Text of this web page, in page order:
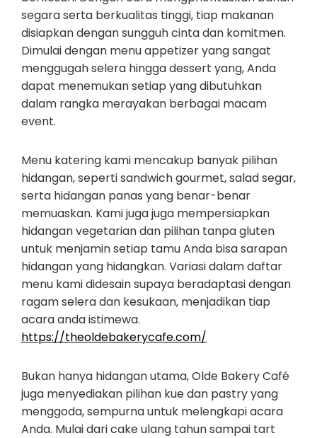
segara serta berkualitas tinggi, tiap makanan
disiapkan dengan sungguh cinta dan komitmen.
Dimulai dengan menu appetizer yang sangat
menggugah selera hingga dessert yang, Anda
dapat menemukan setiap yang dibutuhkan
dalam rangka merayakan berbagai macam
event.
Menu katering kami mencakup banyak pilihan
hidangan, seperti sandwich gourmet, salad segar,
serta hidangan panas yang benar-benar
memuaskan. Kami juga juga mempersiapkan
hidangan vegetarian dan pilihan tanpa gluten
untuk menjamin setiap tamu Anda bisa sarapan
hidangan yang hidangkan. Variasi dalam daftar
menu kami didesain supaya beradaptasi dengan
ragam selera dan kesukaan, menjadikan tiap
acara anda istimewa.
https://theoldebakerycafe.com/
Bukan hanya hidangan utama, Olde Bakery Café
juga menyediakan pilihan kue dan pastry yang
menggoda, sempurna untuk melengkapi acara
Anda. Mulai dari cake ulang tahun sampai tart